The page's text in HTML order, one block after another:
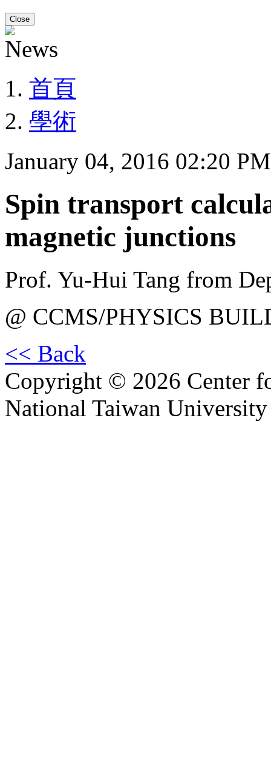
Close
首頁
學術
January 04, 2016 02:20
Spin transport
magnetic junctions
Prof. Yu-Hui Tang from
@ CCMS/PHYSICS
<< Back
Copyright © 2026 Center
National Taiwan University